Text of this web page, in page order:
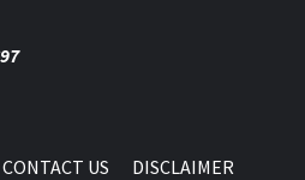
CONTACT US DISCLAIMER